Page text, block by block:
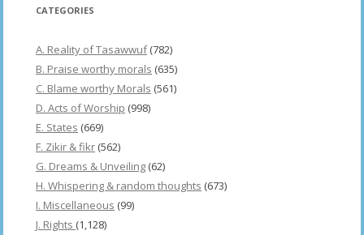
CATEGORIES
A. Reality of Tasawwuf(782)
B. Praise worthy morals (635)
C. Blame worthy Morals (561)
D. Acts of Worship (998)
E. States (669)
F. Zikir & fikr (562)
G. Dreams & Unveiling (62)
H. Whispering & random thoughts (673)
I. Miscellaneous (99)
J. Rights (1,128)